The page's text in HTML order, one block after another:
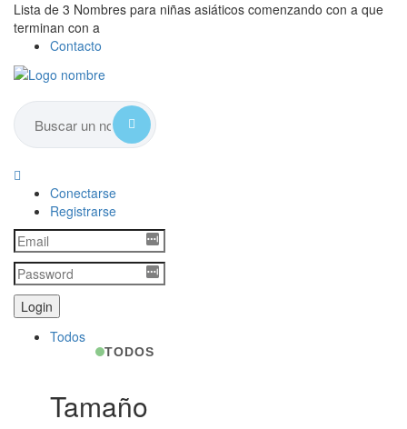
Lista de 3 Nombres para niñas asiáticos comenzando con a que
terminan con a
Contacto
Conectarse
Registrarse
Todos
TODOS
Tamaño